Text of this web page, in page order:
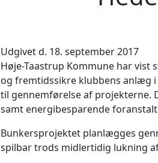
Udgivet d. 18. september 2017
Høje-Taastrup Kommune har
og fremtidssikre klubbens anlæg
til gennemførelse af projekterne.
samt energibesparende
Bunkersprojektet planlægges
spilbar trods midlertidig lukning